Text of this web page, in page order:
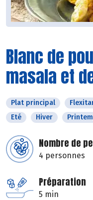
Blanc de
masala et
Plat principal
Eté
Hiver
Nombre de
4 personnes
Préparation
5 min